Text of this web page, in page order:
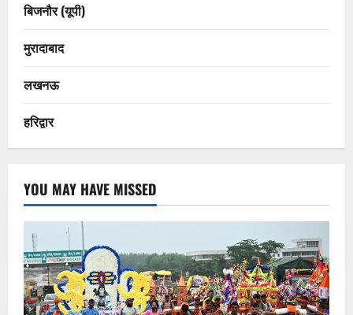
बिजनौर (यूपी)
मुरादाबाद
लखनऊ
हरिद्वार
YOU MAY HAVE MISSED